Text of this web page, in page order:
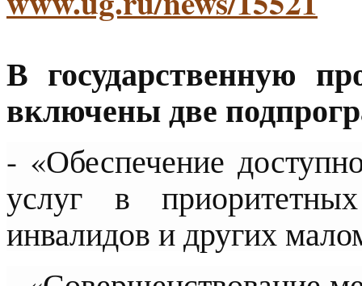
В государственную
включены две
- «Обеспечение
услуг в
инвалидов и других